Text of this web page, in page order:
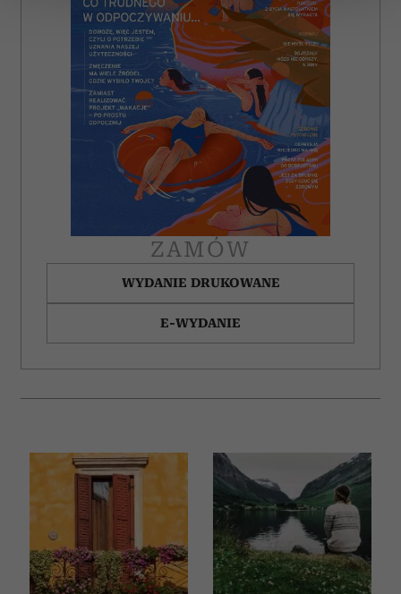
zmienić lub wycofać swoją zgodę w dowolnej chwili.
Wykorzystujemy pliki cookie do spersonalizowania treści
i reklam, aby oferować funkcje społecznościowe i
analizować ruch w naszej witrynie. Informacje o tym, jak
korzystasz z naszej witryny, udostępniamy partnerom
społecznościowym, reklamowym i analitycznym.
Partnerzy mogą połączyć te informacje z innymi danymi
otrzymanymi od Ciebie lub uzyskanymi podczas
ZAMÓW
WYDANIE DRUKOWANE
E-WYDANIE